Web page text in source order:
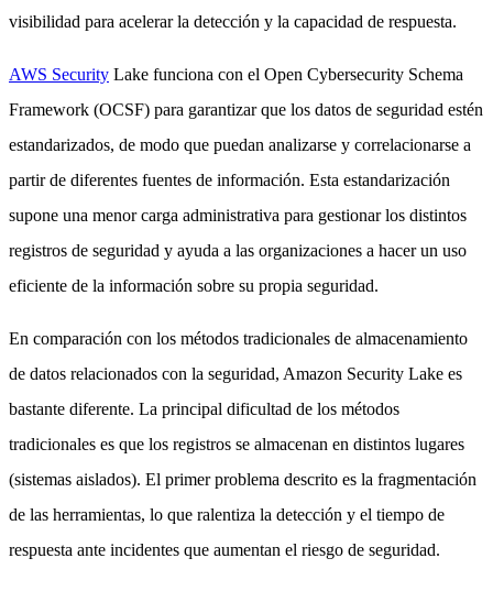
visibilidad para acelerar la detección y la capacidad de respuesta.
AWS Security Lake funciona con el Open Cybersecurity Schema
Framework (OCSF) para garantizar que los datos de seguridad estén
estandarizados, de modo que puedan analizarse y correlacionarse a
partir de diferentes fuentes de información. Esta estandarización
supone una menor carga administrativa para gestionar los distintos
registros de seguridad y ayuda a las organizaciones a hacer un uso
eficiente de la información sobre su propia seguridad.
En comparación con los métodos tradicionales de almacenamiento
de datos relacionados con la seguridad, Amazon Security Lake es
bastante diferente. La principal dificultad de los métodos
tradicionales es que los registros se almacenan en distintos lugares
(sistemas aislados). El primer problema descrito es la fragmentación
de las herramientas, lo que ralentiza la detección y el tiempo de
respuesta ante incidentes que aumentan el riesgo de seguridad.